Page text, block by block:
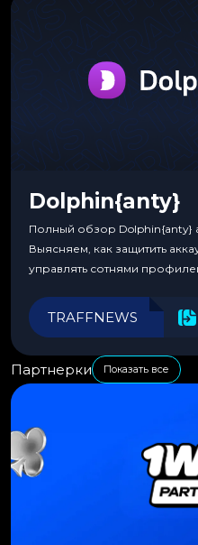
Dolphin{anty}
Полный обзор Dolphin{anty}
Выясняем, как защитить
управлять сотнями
эффективности.
TRAFFNEWS
Партнерки Показать все